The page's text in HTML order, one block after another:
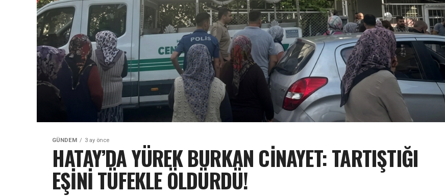
GÜNDEM 3 ay önce
HATAY’DA YÜREK BURKAN CİNAYET: TARTIŞTIĞI
EŞİNİ TÜFEKLE ÖLDÜRDÜ!